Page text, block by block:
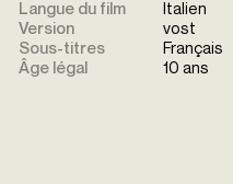
Langue du film
Italien
Version
vost
Sous-titres
Français
Âge légal
10 ans